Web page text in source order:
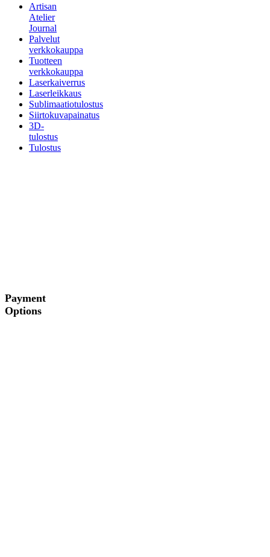
Artisan
Atelier
Journal
Palvelut
verkkokauppa
Tuotteen
verkkokauppa
Laserkaiverrus
Laserleikkaus
Sublimaatiotulostus
Siirtokuvapainatus
3D-
tulostus
Tulostus
Payment
Options